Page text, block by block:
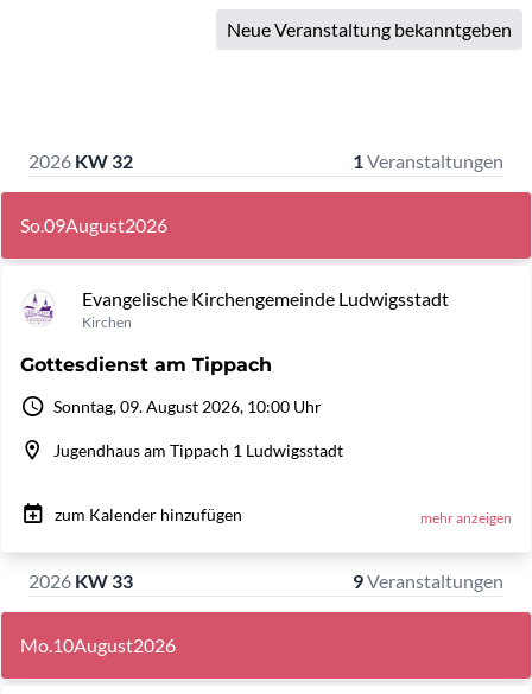
Neue Veranstaltung bekanntgeben
2026 KW 32 1Veranstaltungen
So.09August2026
Evangelische Kirchengemeinde Ludwigsstadt
Kirchen
Gottesdienst am Tippach
Sonntag, 09. August 2026, 10:00 Uhr
Jugendhaus am Tippach 1 Ludwigsstadt
zum Kalender hinzufügen mehr anzeigen
2026 KW 33 9Veranstaltungen
Mo.10August2026